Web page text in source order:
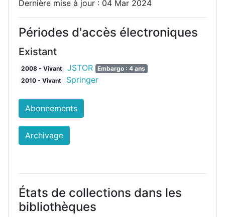
Dernière mise à jour : 04 Mar 2024
Périodes d'accès électroniques
Existant
2008 - Vivant JSTOR
Embargo : 4 ans
2010 - Vivant
Springer
Abonnements
Archivage
États de collections dans les
bibliothèques